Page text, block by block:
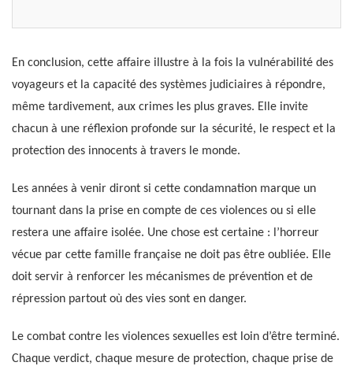
En conclusion, cette affaire illustre à la fois la vulnérabilité des
voyageurs et la capacité des systèmes judiciaires à répondre,
même tardivement, aux crimes les plus graves. Elle invite
chacun à une réflexion profonde sur la sécurité, le respect et la
protection des innocents à travers le monde.
Les années à venir diront si cette condamnation marque un
tournant dans la prise en compte de ces violences ou si elle
restera une affaire isolée. Une chose est certaine : l’horreur
vécue par cette famille française ne doit pas être oubliée. Elle
doit servir à renforcer les mécanismes de prévention et de
répression partout où des vies sont en danger.
Le combat contre les violences sexuelles est loin d’être terminé.
Chaque verdict, chaque mesure de protection, chaque prise de